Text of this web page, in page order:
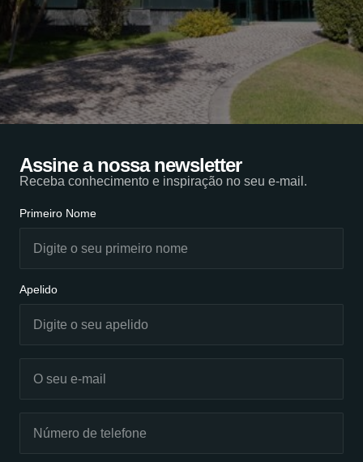
Assine a nossa newsletter
Receba conhecimento e inspiração no seu e-mail.
Primeiro Nome
Apelido